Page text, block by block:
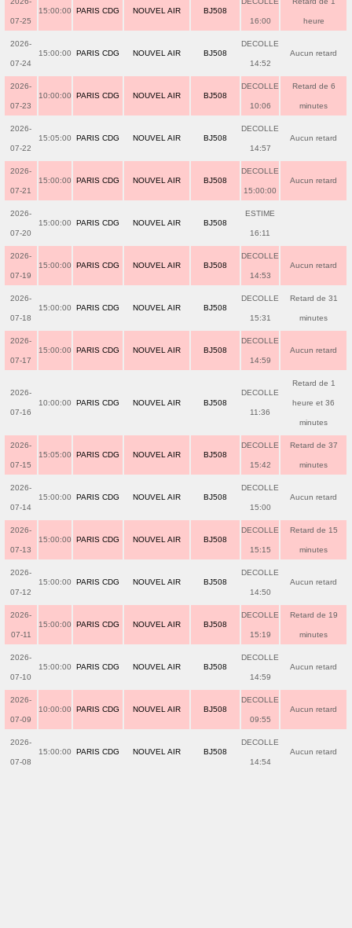
07-25
15:00:00 PARIS CDG NOUVEL AIR BJ508
16:00 heure
2026-
07-24
15:00:00 PARIS CDG NOUVEL AIR BJ508
DECOLLE
14:52
Aucun retard
2026-
07-23
10:00:00 PARIS CDG NOUVEL AIR BJ508
DECOLLE
10:06
Retard de 6
minutes
2026-
07-22
15:05:00 PARIS CDG NOUVEL AIR BJ508
DECOLLE
14:57
Aucun retard
2026-
07-21
15:00:00 PARIS CDG NOUVEL AIR BJ508
DECOLLE
15:00:00
Aucun retard
2026-
07-20
15:00:00 PARIS CDG NOUVEL AIR BJ508
ESTIME
16:11
2026-
07-19
15:00:00 PARIS CDG NOUVEL AIR BJ508
DECOLLE
14:53
Aucun retard
2026-
07-18
15:00:00 PARIS CDG NOUVEL AIR BJ508
DECOLLE
15:31
Retard de 31
minutes
2026-
07-17
15:00:00 PARIS CDG NOUVEL AIR BJ508
DECOLLE
14:59
Aucun retard
2026-
07-16
10:00:00 PARIS CDG NOUVEL AIR BJ508
DECOLLE
11:36
Retard de 1
heure et 36
minutes
2026-
07-15
15:05:00 PARIS CDG NOUVEL AIR BJ508
DECOLLE
15:42
Retard de 37
minutes
2026-
07-14
15:00:00 PARIS CDG NOUVEL AIR BJ508
DECOLLE
15:00
Aucun retard
2026-
07-13
15:00:00 PARIS CDG NOUVEL AIR BJ508
DECOLLE
15:15
Retard de 15
minutes
2026-
07-12
15:00:00 PARIS CDG NOUVEL AIR BJ508
DECOLLE
14:50
Aucun retard
2026-
07-11
15:00:00 PARIS CDG NOUVEL AIR BJ508
DECOLLE
15:19
Retard de 19
minutes
2026-
07-10
15:00:00 PARIS CDG NOUVEL AIR BJ508
DECOLLE
14:59
Aucun retard
2026-
07-09
10:00:00 PARIS CDG NOUVEL AIR BJ508
DECOLLE
09:55
Aucun retard
2026-
07-08
15:00:00 PARIS CDG NOUVEL AIR BJ508
DECOLLE
14:54
Aucun retard